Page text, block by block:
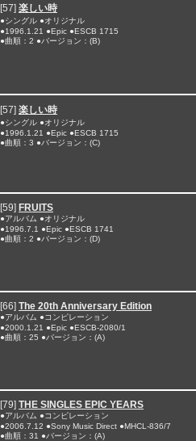
[57] 楽しい時
●シングル ●オリジナル
●1996.1.21 ●Epic ●ESCB 1715
●曲順：2 ●バージョン：(B)
[57] 楽しい時
●シングル ●オリジナル
●1996.1.21 ●Epic ●ESCB 1715
●曲順：3 ●バージョン：(C)
[59] FRUITS
●アルバム ●オリジナル
●1996.7.1 ●Epic ●ESCB 1741
●曲順：2 ●バージョン：(D)
[66] The 20th Anniversary Edition
●アルバム ●コンピレーション
●2000.1.21 ●Epic ●ESCB-2080/1
●曲順：25 ●バージョン：(A)
[79] THE SINGLES EPIC YEARS
●アルバム ●コンピレーション
●2006.7.12 ●Sony Music Direct ●MHCL-836/7
●曲順：31 ●バージョン：(A)